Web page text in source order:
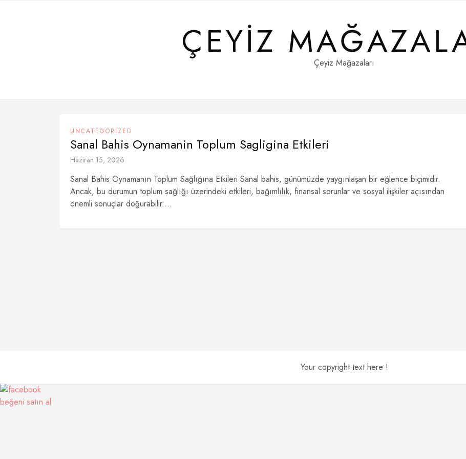
ÇEYIZ Çeyiz Mağazaları
UNCATEGORIZED
Sanal Bahis Oynamanin Toplum Sagligina Etkileri
Haziran 15, 2026
Sanal Bahis Oynamanın Toplum Sağlığına Etkileri Sanal bahis, günümüzde yaygınlaşan bir eğlence biçimidir.
Ancak, bu durumun toplum sağlığı üzerindeki etkileri, bağımlılık, finansal sorunlar ve sosyal ilişkiler açısından
önemli sonuçlar doğurabilir....
Your copyright text here !